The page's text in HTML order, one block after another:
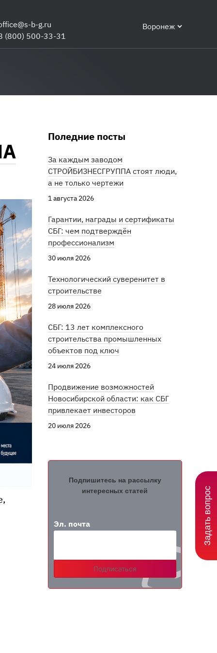
b-g.ru
(800) 500-33-31
Воронеж
Поледние посты
За каждым заводом
СТРОЙБИЗНЕСГРУППА стоят люди,
а не только чертежи
1 августа 2026
Гарантии, награды и сертификаты
СБГ: чем подтверждён
профессионализм
30 июля 2026
Технологический суверенитет в
строительстве
28 июля 2026
СБГ: 13 лет комплексного
строительства промышленных
объектов под ключ
24 июля 2026
Продвижение возможностей
Новосибирской области: как СБГ
привлекает инвесторов
20 июля 2026
Подпишитесь на рассылку
интересных статей
Эл. почта
Подписаться
Задать вопрос